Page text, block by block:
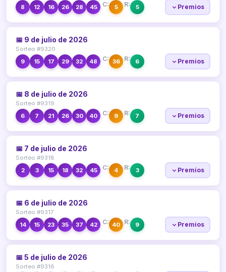
8
12 16 26 28 45 C: 5 R: 5 Premios
📅 9 de julio de 2026
Sorteo #9320
9
15 17 29 32 48 C: 36 R: 6 Premios
📅 8 de julio de 2026
Sorteo #9319
6
7 21 26 30 40 C: 9 R: 7 Premios
📅 7 de julio de 2026
Sorteo #9318
2
3 15 18 32 45 C: 4 R: 3 Premios
📅 6 de julio de 2026
Sorteo #9317
14
15 23 35 37 42 C: 40 R: 9 Premios
📅 5 de julio de 2026
Sorteo #9316